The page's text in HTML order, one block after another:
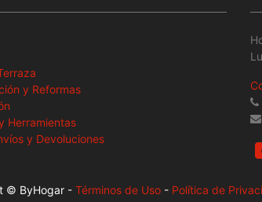
y Reformas
Herramientas
y Devoluciones
© ByHogar - Términos de Uso - Política de